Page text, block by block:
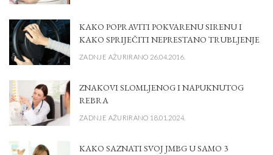
KAKO POPRAVITI POKVARENU SIRENU I
KAKO SPRIJEČITI NEPRESTANO TRUBLJENJE
ZADNJE AŽURIRANO 26.04.2016.
ZNAKOVI SLOMLJENOG I NAPUKNUTOG
REBRA
ZADNJE AŽURIRANO 18.01.2024.
KAKO SAZNATI SVOJ JMBG U SAMO 3